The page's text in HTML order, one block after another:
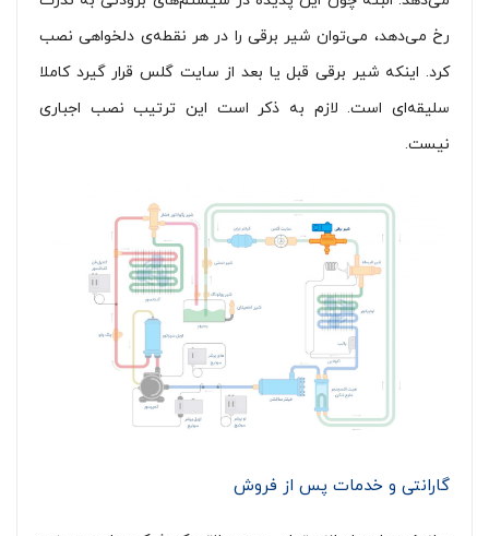
رخ می‌دهد، می‌توان شیر برقی را در هر نقطه‌ی دلخواهی نصب
کرد. اینکه شیر برقی قبل یا بعد از سایت گلس قرار گیرد کاملا
سلیقه‌ای است. لازم به ذکر است این ترتیب نصب اجباری
نیست.
گارانتی و خدمات پس از فروش